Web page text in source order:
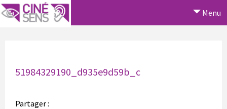
Menu
51984329190_d935e9d59b_c
Partager :